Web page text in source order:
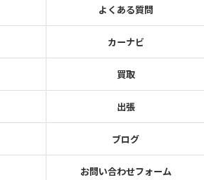
よくある質問
カーナビ
買取
出張
ブログ
お問い合わせフォーム